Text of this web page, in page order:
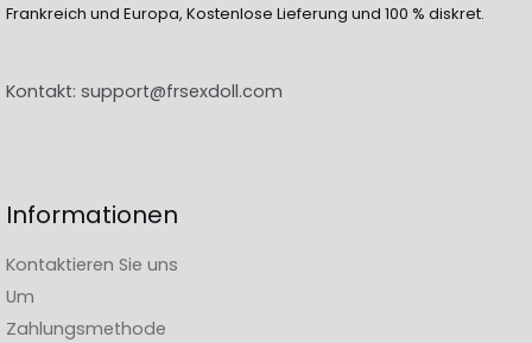
Frankreich und Europa, Kostenlose Lieferung und 100 % diskret.
Kontakt: support@frsexdoll.com
Informationen
Kontaktieren Sie uns
Um
Zahlungsmethode